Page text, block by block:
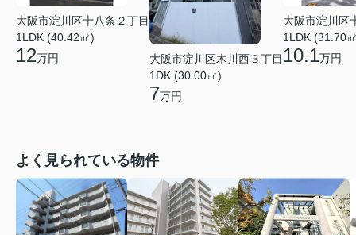
大阪市淀川区十八条２丁目
1LDK (40.42㎡)
12万円
大阪市淀川区木川西３丁目
1DK (30.00㎡)
7万円
大阪市淀川区
1LDK (31.70
10.1万円
よく見られている物件